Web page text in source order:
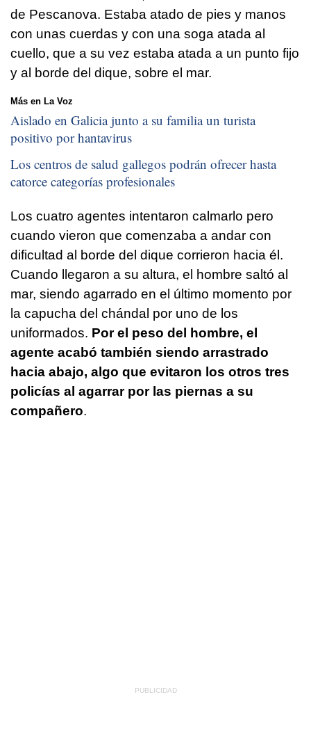
de Pescanova. Estaba atado de pies y manos
con unas cuerdas y con una soga atada al
cuello, que a su vez estaba atada a un punto fijo
y al borde del dique, sobre el mar.
Más en La Voz
Aislado en Galicia junto a su familia un turista
positivo por hantavirus
Los centros de salud gallegos podrán ofrecer hasta
catorce categorías profesionales
Los cuatro agentes intentaron calmarlo pero
cuando vieron que comenzaba a andar con
dificultad al borde del dique corrieron hacia él.
Cuando llegaron a su altura, el hombre saltó al
mar, siendo agarrado en el último momento por
la capucha del chándal por uno de los
uniformados. Por el peso del hombre, el
agente acabó también siendo arrastrado
hacia abajo, algo que evitaron los otros tres
policías al agarrar por las piernas a su
compañero.